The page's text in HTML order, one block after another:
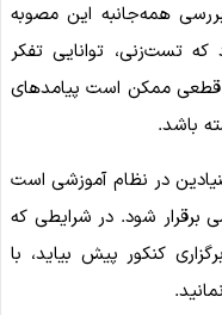
همه‌جانبه این مصوبه
تست‌زنی، توانایی تفکر
قطعی ممکن است پیامدهای
باشد.
در نظام آموزشی است
برقرار شود. در شرایطی که
کنکور پیش بیاید، با